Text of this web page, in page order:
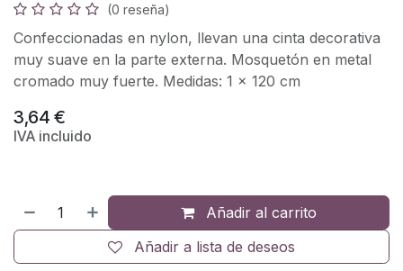
(0 reseña)
Confeccionadas en nylon, llevan una cinta decorativa
muy suave en la parte externa. Mosquetón en metal
cromado muy fuerte. Medidas: 1 x 120 cm
3,64 €
IVA incluido
Añadir al carrito
Añadir a lista de deseos